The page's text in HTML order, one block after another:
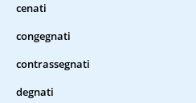
cenati
congegnati
contrassegnati
degnati